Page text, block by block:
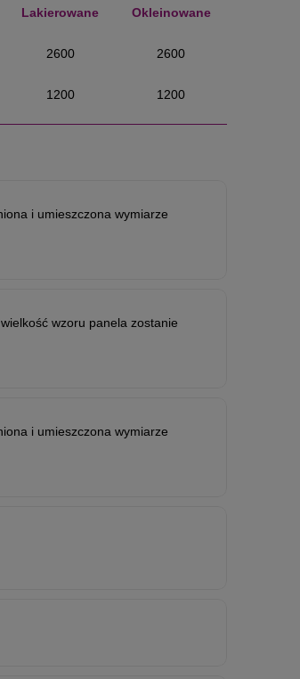
Lakierowane Okleinowane
2600 2600
1200 1200
i umieszczona wymiarze
wzoru panela zostanie
i umieszczona wymiarze